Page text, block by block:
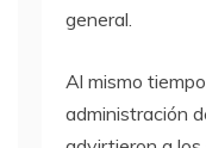
general.
Al mismo
administración